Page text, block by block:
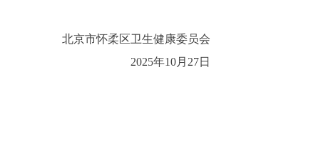
北京市怀柔区卫生健康委员会
2025年10月27日